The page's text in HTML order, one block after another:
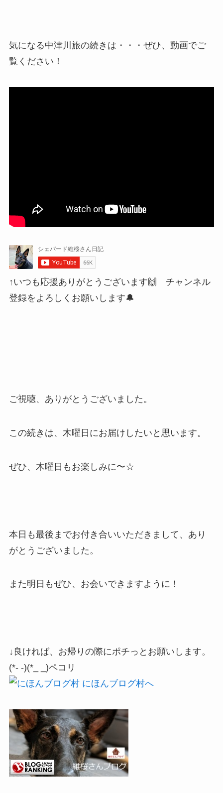
気になる中津川旅の続きは・・・ぜひ、動画でご
覧ください！
↑いつも応援ありがとうございます🙌 チャンネル
登録をよろしくお願いします🔔
ご視聴、ありがとうございました。
この続きは、木曜日にお届けしたいと思います。
ぜひ、木曜日もお楽しみに〜☆
本日も最後までお付き合いいただきまして、あり
がとうございました。
また明日もぜひ、お会いできますように！
↓良ければ、お帰りの際にポチっとお願いします。
(*- -)(*_ _)ペコリ